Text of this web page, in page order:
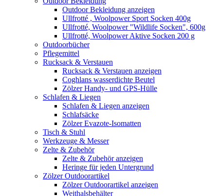
Outdoor Bekleidung anzeigen
Ullfrotté , Woolpower Sport Socken 400g
Ullfrotté, Woolpower "Wildlife Socken", 600g
Ullfrotté, Woolpower Aktive Socken 200 g
Outdoorbücher
Pflegemittel
Rucksack & Verstauen
Rucksack & Verstauen anzeigen
Coghlans wasserdichte Beutel
Zölzer Handy- und GPS-Hülle
Schlafen & Liegen
Schlafen & Liegen anzeigen
Schlafsäcke
Zölzer Evazote-Isomatten
Tisch & Stuhl
Werkzeuge & Messer
Zelte & Zubehör
Zelte & Zubehör anzeigen
Heringe für jeden Untergrund
Zölzer Outdoorartikel
Zölzer Outdoorartikel anzeigen
Weithalsbehälter